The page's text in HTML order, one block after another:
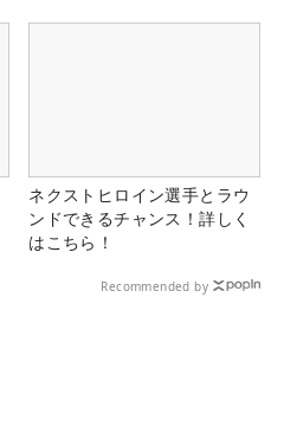
ネクストヒロイン選手とラウ
ンドできるチャンス！詳しく
はこちら！
Recommended by